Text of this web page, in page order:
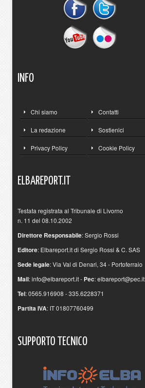
INFO
Chi siamo Contatti
La redazione Sostienici
Privacy Policy Cookie Policy
ELBAREPORT.IT
Testata registrata al Tribunale di Livorno
n. 11 del 08.10.2002
Direttore Responsabile: Sergio Rossi
Editore: Elbareport.it di Sergio Rossi & C. SAS
Sede legale: Via Val di Denari, 34 - Portoferraio
Mail:info@elbareport.it- Pec:elbareport@pec.it
Tel: 0565.916908 - 335.6228371
Partita IVA: IT 01807760499
SUPPORTO TECNICO